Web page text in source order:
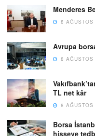
Menderes
8 AĞUSTOS
Avrupa
8 AĞUSTOS
TL net kâr
8 AĞUSTOS
Borsa
hisseye